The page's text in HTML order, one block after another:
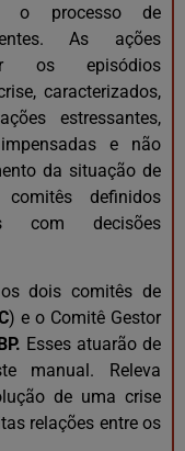
o processo de
As ações
os episódios
caracterizados,
estressantes,
e não
da situação de
definidos
com decisões
dois comitês de
) e o Comitê Gestor
Esses atuarão de
manual. Releva
de uma crise
relações entre os